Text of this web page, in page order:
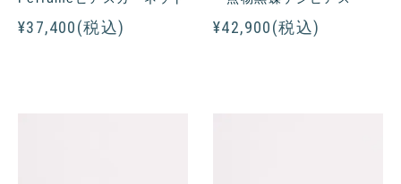
¥37,400(税込) ¥42,900(税込)